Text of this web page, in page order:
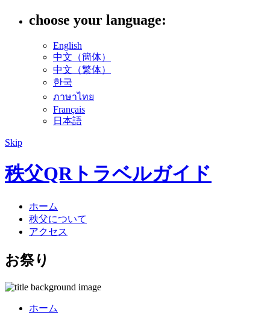
choose your language:
English
中文（簡体）
中文（繁体）
한국
ภาษาไทย
Français
日本語
Skip
秩父QRトラベルガイド
ホーム
秩父について
アクセス
お祭り
ホーム